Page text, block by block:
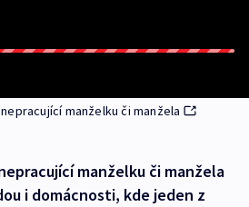
manželku či manžela
manželku či manžela
i domácnosti, kde jeden z